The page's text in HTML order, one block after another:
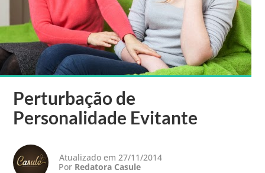
Perturbação de
Personalidade Evitante
Atualizado em 27/11/2014
Por Redatora Casule